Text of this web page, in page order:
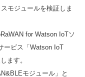
モジュールを検証しま
for Watson IoTソ
ービス「Watson IoT
ます。
モジュール」と